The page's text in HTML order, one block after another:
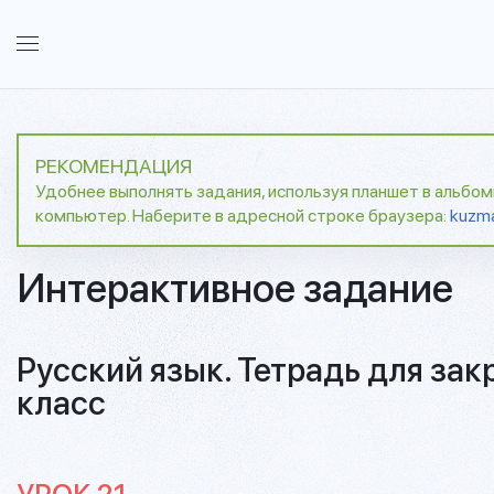
РЕКОМЕНДАЦИЯ
Удобнее выполнять задания, используя планшет в
компьютер. Наберите в адресной строке браузера:
Интерактивное задание
Русский язык. Тетрадь для
класс